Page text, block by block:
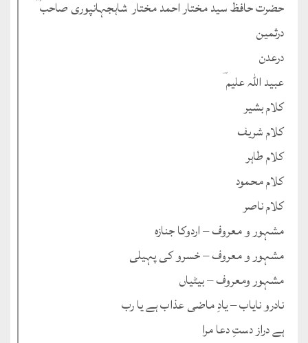
حضرت حافظ سید مختار احمد مختار ؔشاہجہانپوری صاحب ؓ
درثمین
درعدن
عبید اللہ علیم ؔ
کلام بشیر
کلام شریف
کلام طاہر
کلام محمود
کلام ناصر
مشہور و معروف – اردوکا جنازہ
مشہور و معروف – خسرو کی پہیلی
مشہور ومعروف – بیٹیاں
نادرو نایاب – یادِ ماضی عذاب ہے یا رب
ہے دراز دستِ دعا مرا